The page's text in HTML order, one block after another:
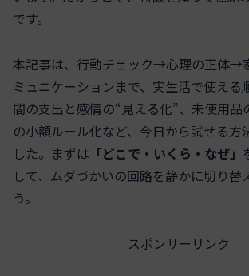
です。
本記事は、行動チェック→心理の正体→
ミュニケーションまで、実生活で使える
間の支出と感情の“見える化”、未使用品
の小額ルール化など、今日から試せる方
した。まずは 「どこで・いくら・なぜ」
して、ムダづかいの回路を静かに切り替
う。
スポンサーリンク